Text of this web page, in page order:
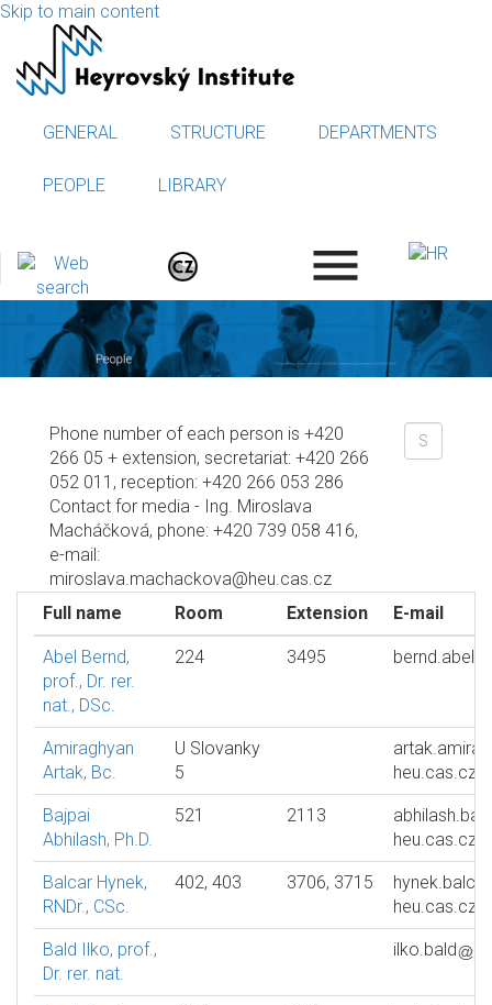
Skip to main content
GENERAL STRUCTURE DEPARTMENTS
PEOPLE LIBRARY
.
Phone number of each person is +420
266 05 + extension, secretariat: +420 266
052 011, reception: +420 266 053 286
Contact for media - Ing. Miroslava
Macháčková, phone: +420 739 058 416,
e-mail:
miroslava.machackova@heu.cas.cz
Full name
Room Extension E-mail
Abel Bernd,
prof., Dr. rer.
nat., DSc.
224 3495 bernd.abel
Amiraghyan
Artak, Bc.
U Slovanky
5
heu.cas.cz
Bajpai
Abhilash, Ph.D.
521 2113
heu.cas.cz
Balcar Hynek,
RNDr., CSc.
402, 403 3706, 3715
hynek.balcar
heu.cas.cz
Bald Ilko, prof.,
Dr. rer. nat.
ilko.bald